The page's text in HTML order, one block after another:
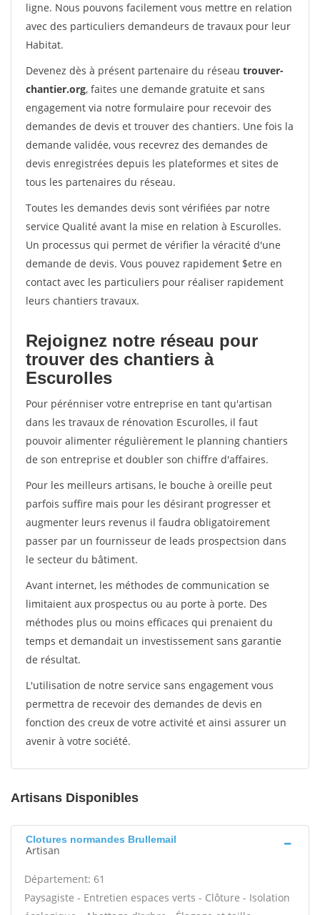
ligne. Nous pouvons facilement vous mettre en relation
avec des particuliers demandeurs de travaux pour leur
Habitat.
Devenez dès à présent partenaire du réseau trouver-
chantier.org, faites une demande gratuite et sans
engagement via notre formulaire pour recevoir des
demandes de devis et trouver des chantiers. Une fois la
demande validée, vous recevrez des demandes de
devis enregistrées depuis les plateformes et sites de
tous les partenaires du réseau.
Toutes les demandes devis sont vérifiées par notre
service Qualité avant la mise en relation à Escurolles.
Un processus qui permet de vérifier la véracité d'une
demande de devis. Vous pouvez rapidement $etre en
contact avec les particuliers pour réaliser rapidement
leurs chantiers travaux.
Rejoignez notre réseau pour
trouver des chantiers à
Escurolles
Pour pérénniser votre entreprise en tant qu'artisan
dans les travaux de rénovation Escurolles, il faut
pouvoir alimenter régulièrement le planning chantiers
de son entreprise et doubler son chiffre d'affaires.
Pour les meilleurs artisans, le bouche à oreille peut
parfois suffire mais pour les désirant progresser et
augmenter leurs revenus il faudra obligatoirement
passer par un fournisseur de leads prospectsion dans
le secteur du bâtiment.
Avant internet, les méthodes de communication se
limitaient aux prospectus ou au porte à porte. Des
méthodes plus ou moins efficaces qui prenaient du
temps et demandait un investissement sans garantie
de résultat.
L'utilisation de notre service sans engagement vous
permettra de recevoir des demandes de devis en
fonction des creux de votre activité et ainsi assurer un
avenir à votre société.
Artisans Disponibles
Clotures normandes Brullemail
Artisan
Département: 61
Paysagiste - Entretien espaces verts - Clôture - Isolation